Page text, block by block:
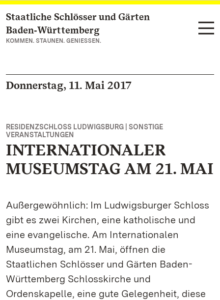
Zum Hauptinhalt springen
Staatliche Schlösser und Gärten
Baden‑Württemberg
KOMMEN. STAUNEN. GENIESSEN.
Donnerstag, 11. Mai 2017
RESIDENZSCHLOSS LUDWIGSBURG | SONSTIGE
VERANSTALTUNGEN
INTERNATIONALER
MUSEUMSTAG AM 21. MAI
Außergewöhnlich: Im Ludwigsburger Schloss
gibt es zwei Kirchen, eine katholische und
eine evangelische. Am Internationalen
Museumstag, am 21. Mai, öffnen die
Staatlichen Schlösser und Gärten Baden-
Württemberg Schlosskirche und
Ordenskapelle, eine gute Gelegenheit, diese